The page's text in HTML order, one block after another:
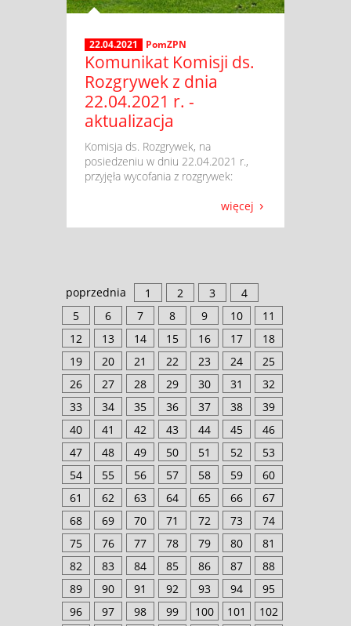
22.04.2021 PomZPN
Komunikat Komisji ds.
Rozgrywek z dnia
22.04.2021 r. -
aktualizacja
​ Komisja ds. Rozgrywek, na
posiedzeniu w dniu 22.04.2021 r.,
przyjęła wycofania z rozgrywek:
więcej
poprzednia 1 2 3
4
5
6 7 8 9 10
11
12
13 14 15 16 17
18
19
20 21 22 23 24
25
26
27 28 29 30 31
32
33
34 35 36 37 38
39
40
41 42 43 44 45
46
47
48 49 50 51 52
53
54
55 56 57 58 59
60
61
62 63 64 65 66
67
68
69 70 71 72 73
74
75
76 77 78 79 80
81
82
83 84 85 86 87
88
89
90 91 92 93 94
95
96
97 98 99 100 101
102